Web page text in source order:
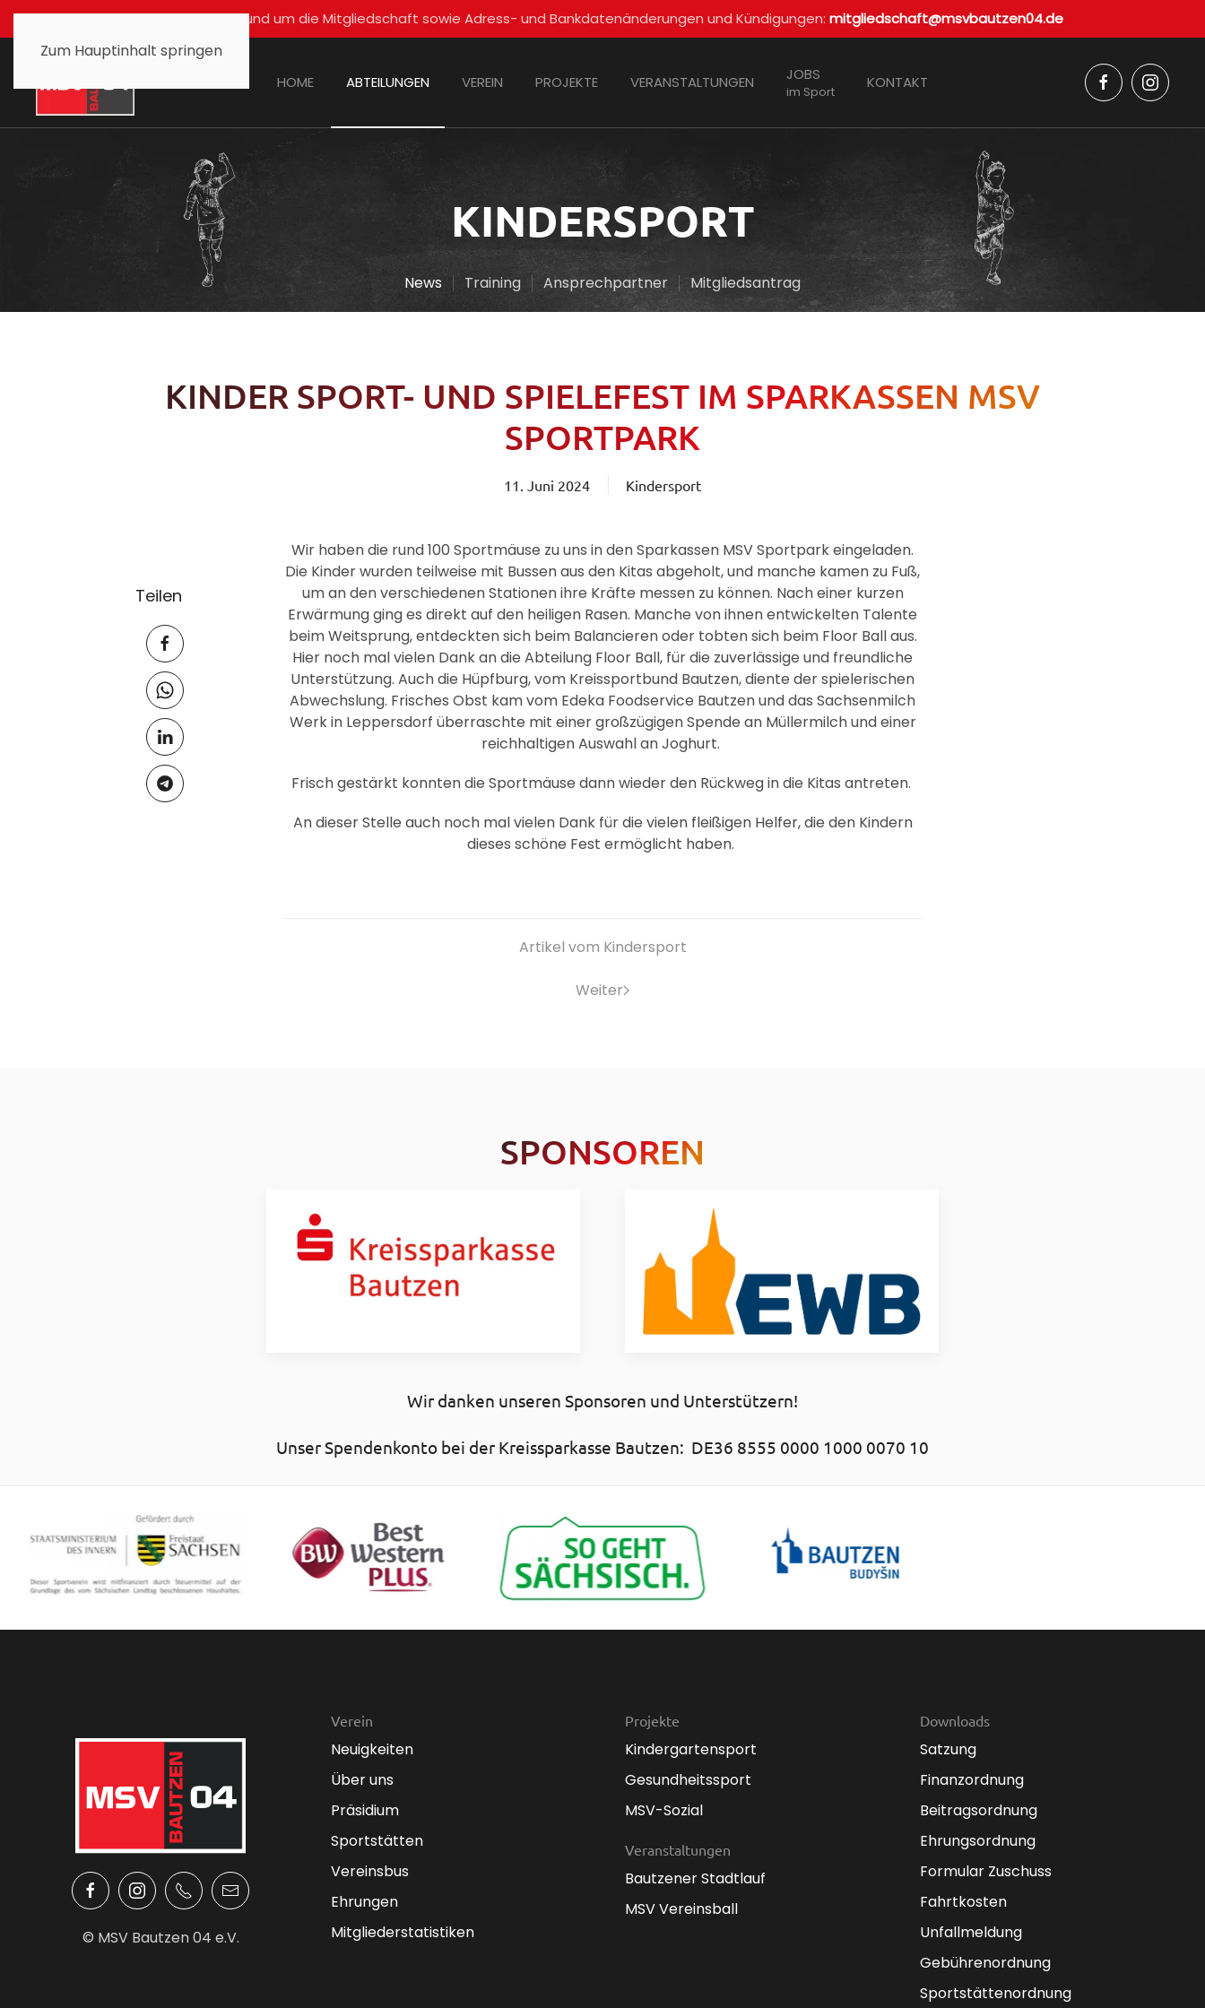
Zum Hauptinhalt springen
Für alle Fragen rund um die Mitgliedschaft sowie Adress- und Bankdatenänderungen und Kündigungen: mitgliedschaft@msvbautzen04.de
HOME ABTEILUNGEN VEREIN PROJEKTE VERANSTALTUNGEN JOBS
im Sport
KONTAKT
KINDERSPORT
News Training Ansprechpartner Mitgliedsantrag
KINDER SPORT- UND SPIELEFEST IM SPARKASSEN MSV
SPORTPARK
11. Juni 2024 Kindersport
Teilen
Wir haben die rund 100 Sportmäuse zu uns in den Sparkassen MSV Sportpark eingeladen.
Die Kinder wurden teilweise mit Bussen aus den Kitas abgeholt, und manche kamen zu Fuß,
um an den verschiedenen Stationen ihre Kräfte messen zu können. Nach einer kurzen
Erwärmung ging es direkt auf den heiligen Rasen. Manche von ihnen entwickelten Talente
beim Weitsprung, entdeckten sich beim Balancieren oder tobten sich beim Floor Ball aus.
Hier noch mal vielen Dank an die Abteilung Floor Ball, für die zuverlässige und freundliche
Unterstützung. Auch die Hüpfburg, vom Kreissportbund Bautzen, diente der spielerischen
Abwechslung. Frisches Obst kam vom Edeka Foodservice Bautzen und das Sachsenmilch
Werk in Leppersdorf überraschte mit einer großzügigen Spende an Müllermilch und einer
reichhaltigen Auswahl an Joghurt.
Frisch gestärkt konnten die Sportmäuse dann wieder den Rückweg in die Kitas antreten.
An dieser Stelle auch noch mal vielen Dank für die vielen fleißigen Helfer, die den Kindern
dieses schöne Fest ermöglicht haben.
Artikel vom Kindersport
Weiter
SPONSOREN
Wir danken unseren Sponsoren und Unterstützern!
Unser Spendenkonto bei der Kreissparkasse Bautzen: DE36 8555 0000 1000 0070 10
Verein
Neuigkeiten
Über uns
Präsidium
Sportstätten
Vereinsbus
Ehrungen
Mitgliederstatistiken
Projekte
Kindergartensport
Gesundheitssport
MSV-Sozial
Veranstaltungen
Bautzener Stadtlauf
MSV Vereinsball
Downloads
Satzung
Finanzordnung
Beitragsordnung
Ehrungsordnung
Formular Zuschuss
Fahrtkosten
Unfallmeldung
Gebührenordnung
Sportstättenordnung
© MSV Bautzen 04 e.V.